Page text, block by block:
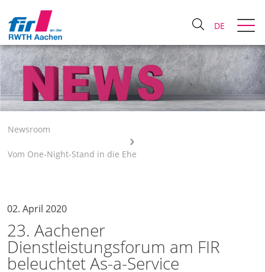
DE
Newsroom
Vom One-Night-Stand in die Ehe
02. April 2020
23. Aachener
Dienstleistungsforum am FIR
beleuchtet As-a-Service